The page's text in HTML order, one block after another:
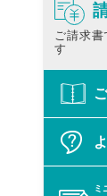
ご請求
す
ミ